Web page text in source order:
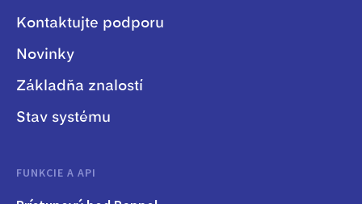
Kontaktujte podporu
Novinky
Základňa znalostí
Stav systému
FUNKCIE A API